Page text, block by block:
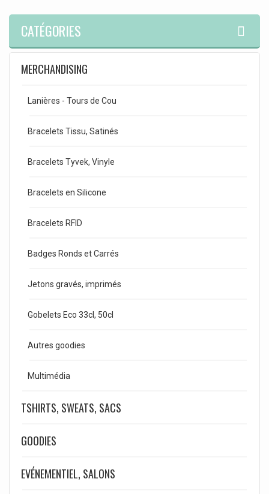
CATÉGORIES
MERCHANDISING
Lanières - Tours de Cou
Bracelets Tissu, Satinés
Bracelets Tyvek, Vinyle
Bracelets en Silicone
Bracelets RFID
Badges Ronds et Carrés
Jetons gravés, imprimés
Gobelets Eco 33cl, 50cl
Autres goodies
Multimédia
TSHIRTS, SWEATS, SACS
GOODIES
EVÉNEMENTIEL, SALONS